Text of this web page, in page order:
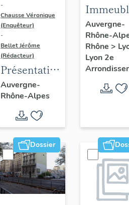
-
Chausse Véronique
(Enquêteur)
-
Bellet Jérôme
(Rédacteur)
Présentation
de
l'opération
d'inventaire
du vitrail
ancien de
Rhône-
Alpes
(corpus
vitrearum)
Auvergne-
Rhône-Alpes
Auvergne-
Rhône-
Rhône >
Lyon 2e
Dossier